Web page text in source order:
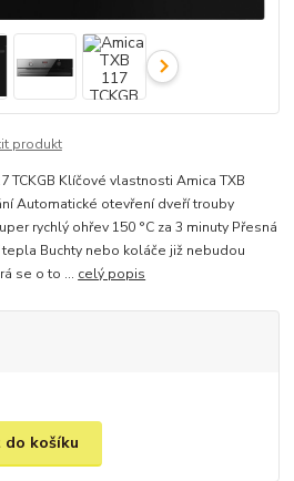
produkt
TCKGB Klíčové vlastnosti Amica TXB
Automatické otevření dveří trouby
rychlý ohřev 150 °C za 3 minuty Přesná
Buchty nebo koláče již nebudou
se o to ... celý popis
do košíku